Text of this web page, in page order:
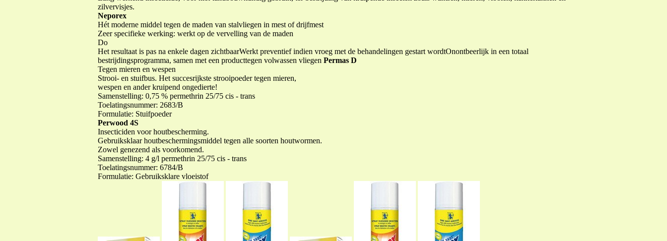
zilvervisjes.
Neporex
Hét moderne middel tegen de maden van stalvliegen in mest of drijfmest
Zeer specifieke werking: werkt op de vervelling van de maden
Do
Het resultaat is pas na enkele dagen zichtbaarWerkt preventief indien vroeg met de behandelingen gestart wordtOnontbeerlijk in een totaal
bestrijdingsprogramma, samen met een producttegen volwassen vliegen Permas D
Tegen mieren en wespen
Strooi- en stuifbus. Het succesrijkste strooipoeder tegen mieren,
wespen en ander kruipend ongedierte!
Samenstelling: 0,75 % permethrin 25/75 cis - trans
Toelatingsnummer: 2683/B
Formulatie: Stuifpoeder
Perwood 4S
Insecticiden voor houtbescherming.
Gebruiksklaar houtbeschermingsmiddel tegen alle soorten houtwormen.
Zowel genezend als voorkomend.
Samenstelling: 4 g/l permethrin 25/75 cis - trans
Toelatingsnummer: 6784/B
Formulatie: Gebruiksklare vloeistof